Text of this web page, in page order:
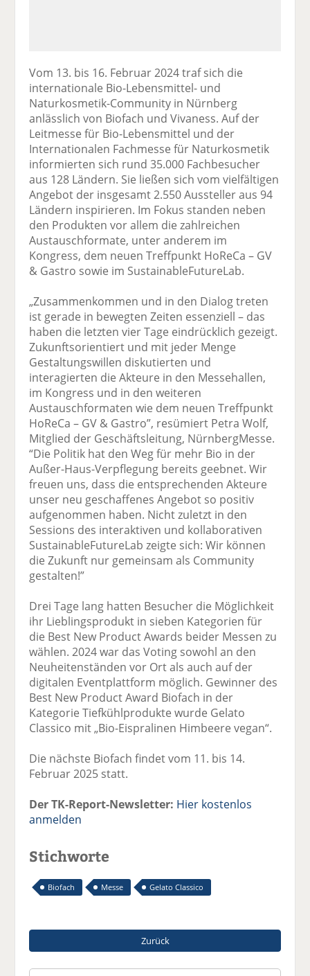
Vom 13. bis 16. Februar 2024 traf sich die
internationale Bio-Lebensmittel- und
Naturkosmetik-Community in Nürnberg
anlässlich von Biofach und Vivaness. Auf der
Leitmesse für Bio-Lebensmittel und der
Internationalen Fachmesse für Naturkosmetik
informierten sich rund 35.000 Fachbesucher
aus 128 Ländern. Sie ließen sich vom vielfältigen
Angebot der insgesamt 2.550 Aussteller aus 94
Ländern inspirieren. Im Fokus standen neben
den Produkten vor allem die zahlreichen
Austauschformate, unter anderem im
Kongress, dem neuen Treffpunkt HoReCa – GV
& Gastro sowie im SustainableFutureLab.
„Zusammenkommen und in den Dialog treten
ist gerade in bewegten Zeiten essenziell – das
haben die letzten vier Tage eindrücklich gezeigt.
Zukunftsorientiert und mit jeder Menge
Gestaltungswillen diskutierten und
interagierten die Akteure in den Messehallen,
im Kongress und in den weiteren
Austauschformaten wie dem neuen Treffpunkt
HoReCa – GV & Gastro”, resümiert Petra Wolf,
Mitglied der Geschäftsleitung, NürnbergMesse.
“Die Politik hat den Weg für mehr Bio in der
Außer-Haus-Verpflegung bereits geebnet. Wir
freuen uns, dass die entsprechenden Akteure
unser neu geschaffenes Angebot so positiv
aufgenommen haben. Nicht zuletzt in den
Sessions des interaktiven und kollaborativen
SustainableFutureLab zeigte sich: Wir können
die Zukunft nur gemeinsam als Community
gestalten!”
Drei Tage lang hatten Besucher die Möglichkeit
ihr Lieblingsprodukt in sieben Kategorien für
die Best New Product Awards beider Messen zu
wählen. 2024 war das Voting sowohl an den
Neuheitenständen vor Ort als auch auf der
digitalen Eventplattform möglich. Gewinner des
Best New Product Award Biofach in der
Kategorie Tiefkühlprodukte wurde Gelato
Classico mit „Bio-Eispralinen Himbeere vegan“.
Die nächste Biofach findet vom 11. bis 14.
Februar 2025 statt.
Der TK-Report-Newsletter: Hier kostenlos
anmelden
Stichworte
Biofach Messe Gelato Classico
Zurück